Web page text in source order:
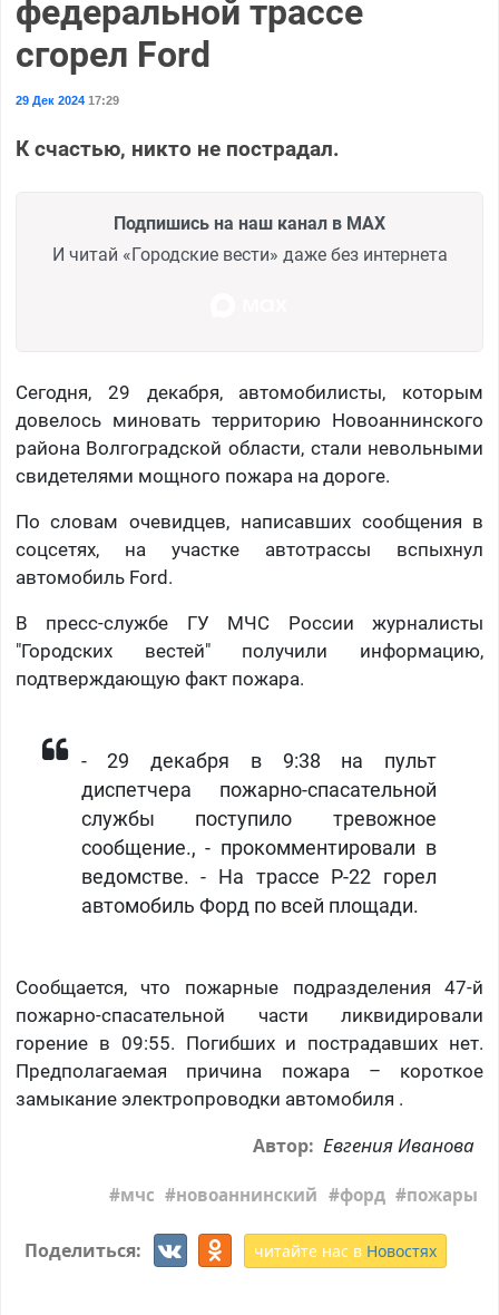
федеральной трассе
сгорел Ford
29 Дек 202417:29
К счастью, никто не пострадал.
Подпишись на наш канал в MAX
И читай «Городские вести» даже без интернета
Сегодня, 29 декабря, автомобилисты, которым
довелось миновать территорию Новоаннинского
района Волгоградской области, стали невольными
свидетелями мощного пожара на дороге.
По словам очевидцев, написавших сообщения в
соцсетях, на участке автотрассы вспыхнул
автомобиль Ford.
В пресс-службе ГУ МЧС России журналисты
"Городских вестей" получили информацию,
подтверждающую факт пожара.
- 29 декабря в 9:38 на пульт
диспетчера пожарно-спасательной
службы поступило тревожное
сообщение., - прокомментировали в
ведомстве. - На трассе Р-22 горел
автомобиль Форд по всей площади.
Сообщается, что пожарные подразделения 47-й
пожарно-спасательной части ликвидировали
горение в 09:55. Погибших и пострадавших нет.
Предполагаемая причина пожара – короткое
замыкание электропроводки автомобиля .
Автор: Евгения Иванова
мчс новоаннинский форд пожары
Поделиться: читайте нас в Новостях